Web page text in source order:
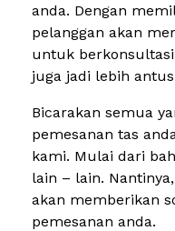
anda. Dengan
pelanggan akan
untuk
juga jadi lebih
Bicarakan semua
pemesanan tas
kami. Mulai dari
lain – lain.
akan memberikan
pemesanan anda.